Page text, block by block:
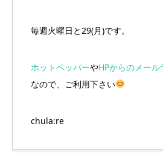
毎週火曜日と29(月)です。
ホットペッパーやHPからのメール
なので、ご利用下さい
chula:re